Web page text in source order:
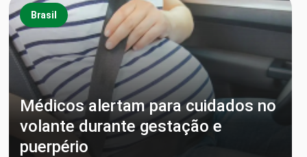
Brasil
Médicos alertam para cuidados no
volante durante gestação e
puerpério